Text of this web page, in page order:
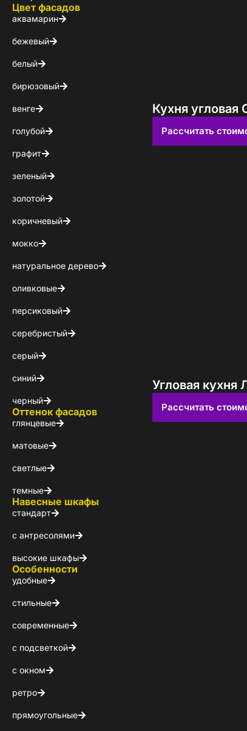
Цвет фасадов
аквамарин
бежевый
белый
бирюзовый
венге
голубой
графит
зеленый
золотой
коричневый
мокко
натуральное дерево
оливковые
персиковый
серебристый
серый
синий
черный
Оттенок фасадов
глянцевые
матовые
светлые
темные
Навесные шкафы
стандарт
с антресолями
высокие шкафы
Особенности
удобные
стильные
современные
с подсветкой
с окном
ретро
прямоугольные
Кухня угловая
Рассчитать
Угловая кухня
Рассчитать